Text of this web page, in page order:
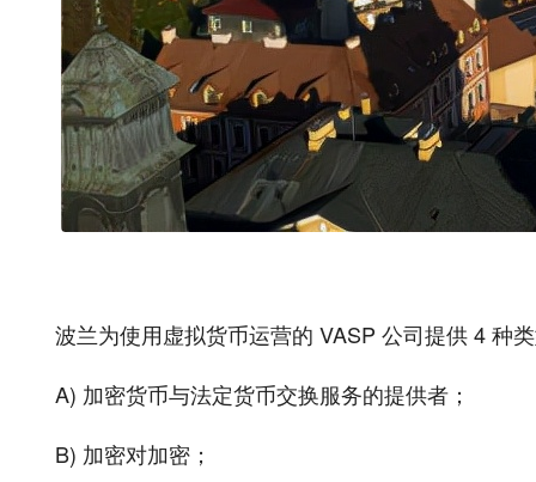
波兰为使用虚拟货币运营的 VASP 公司提供 4 种
A) 加密货币与法定货币交换服务的提供者；
B) 加密对加密；